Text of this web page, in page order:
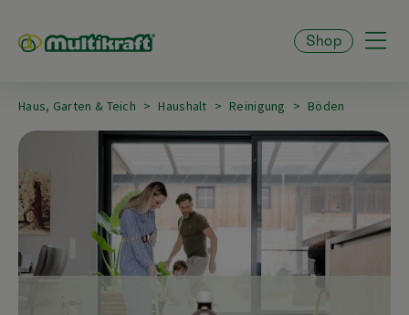
Shop
Haus, Garten & Teich Haushalt Reinigung Böden